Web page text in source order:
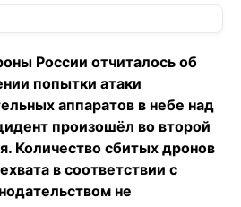
России отчиталось об
попытки атаки
аппаратов в небе над
произошёл во второй
Количество сбитых дронов
в соответствии с
не